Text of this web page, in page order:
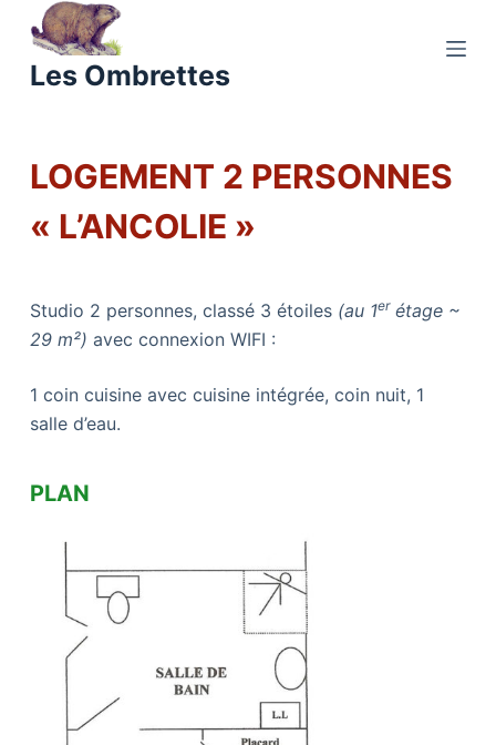
P
u
n
u
Les Ombrettes
LOGEMENT 2 PERSONNES
« L’ANCOLIE »
Studio 2 personnes, classé 3 étoiles (au 1erétage ~
29 m²) avec connexion WIFI :
1 coin cuisine avec cuisine intégrée, coin nuit, 1
salle d’eau.
PLAN